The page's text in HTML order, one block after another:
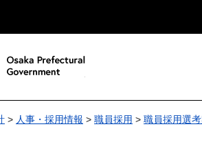
> 人事・採用情報 > 職員採用 > 職員採用選